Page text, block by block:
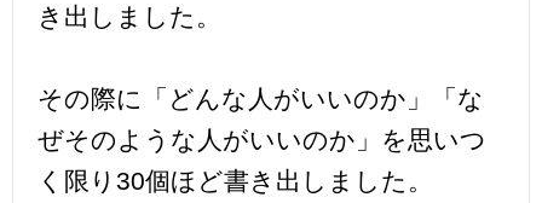
き出しました。
その際に「どんな人がいいのか」「な
ぜそのような人がいいのか」を思いつ
く限り30個ほど書き出しました。